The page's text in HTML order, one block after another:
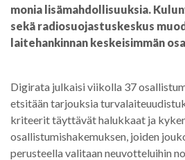
monia lisämahdollisuuksia.
sekä radiosuojastuskeskus
laitehankinnan keskeisimmän
Digirata julkaisi viikolla 37
etsitään tarjouksia
kriteerit täyttävät halukkaat ja
osallistumishakemuksen, joiden
perusteella valitaan neuvotteluihin